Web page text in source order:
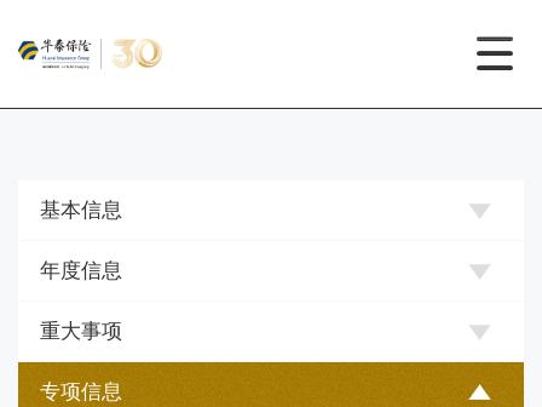
基本信息
年度信息
重大事项
专项信息